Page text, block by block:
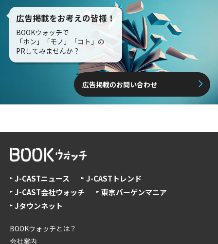
広告掲載をお考えの皆様！
BOOKウォッチで
「ホン」「モノ」「コト」の
PRしてみませんか？
広告掲載のお問い合わせ
J-CASTニュース
J-CASTトレンド
J-CAST会社ウォッチ
東京バーゲンマニア
Jタウンネット
BOOKウォッチとは？
会社案内